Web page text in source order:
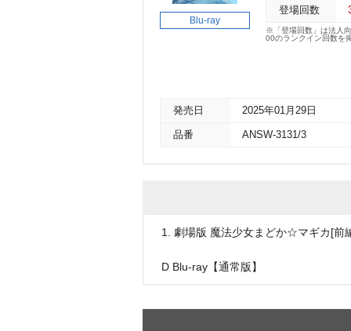
Blu-ray
登場回数
※「登場回数」は法人
00のランクイン回数を
発売日 2025年01月29日
品番 ANSW-3131/3
1. 劇場版 魔法少女まどか☆マギカ[前
D Blu-ray【通常版】